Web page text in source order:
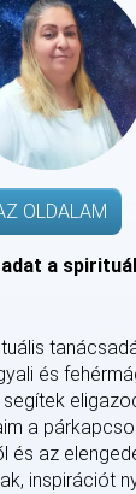
OLDALAM
a
és
a
és az
inspirációt